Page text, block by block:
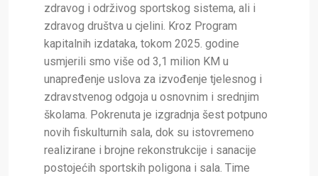
zdravog i održivog sportskog sistema, ali i
zdravog društva u cjelini. Kroz Program
kapitalnih izdataka, tokom 2025. godine
usmjerili smo više od 3,1 milion KM u
unapređenje uslova za izvođenje tjelesnog i
zdravstvenog odgoja u osnovnim i srednjim
školama. Pokrenuta je izgradnja šest potpuno
novih fiskulturnih sala, dok su istovremeno
realizirane i brojne rekonstrukcije i sanacije
postojećih sportskih poligona i sala. Time